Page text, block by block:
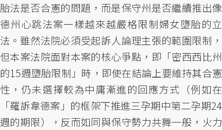
胎法是否合憲的問題，而是保守州是否繼續推出像
德州心跳法案一樣越來越嚴格限制婦女墮胎的立
法。雖然法院必須受起訴人論理主張的範圍限制，
但本案法院面對本案的核心爭點，即「密西西比州
的15週墮胎限制」時，即使在結論上要維持其合憲
性，仍未選擇較為中庸漸進的回應方式（例如在
「羅訴韋德案」的框架下推進三孕期中第二孕期24
週的期限），反而如同與保守勢力共舞一般，火力